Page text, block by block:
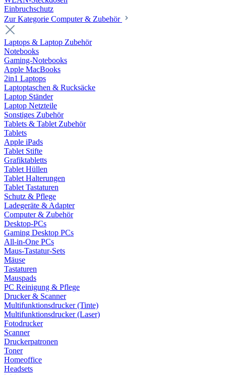
Einbruchschutz
Zur Kategorie Computer & Zubehör
Laptops & Laptop Zubehör
Notebooks
Gaming-Notebooks
Apple MacBooks
2in1 Laptops
Laptoptaschen & Rucksäcke
Laptop Ständer
Laptop Netzteile
Sonstiges Zubehör
Tablets & Tablet Zubehör
Tablets
Apple iPads
Tablet Stifte
Grafiktabletts
Tablet Hüllen
Tablet Halterungen
Tablet Tastaturen
Schutz & Pflege
Ladegeräte & Adapter
Computer & Zubehör
Desktop-PCs
Gaming Desktop PCs
All-in-One PCs
Maus-Tastatur-Sets
Mäuse
Tastaturen
Mauspads
PC Reinigung & Pflege
Drucker & Scanner
Multifunktionsdrucker (Tinte)
Multifunktionsdrucker (Laser)
Fotodrucker
Scanner
Druckerpatronen
Toner
Homeoffice
Headsets